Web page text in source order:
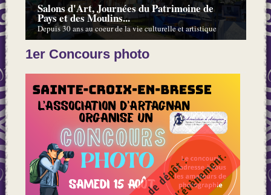
Salons d'Art, Journées du Patrimoine de
Pays et des Moulins...
Depuis 30 ans au coeur de la vie culturelle et artistique
1er Concours photo